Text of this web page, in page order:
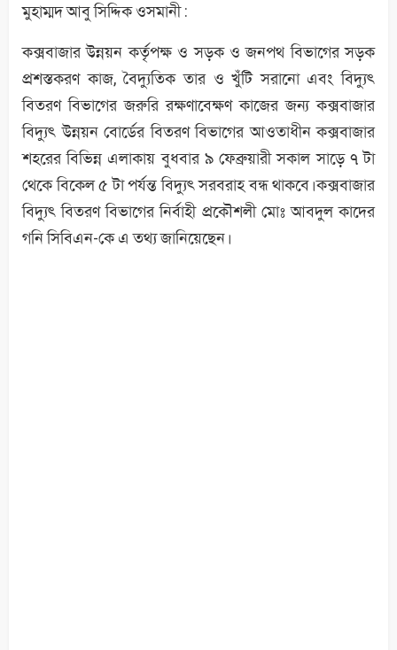
মুহাম্মদ আবু সিদ্দিক ওসমানী :
কক্সবাজার উন্নয়ন কর্তৃপক্ষ ও সড়ক ও জনপথ বিভাগের সড়ক
প্রশস্তকরণ কাজ, বৈদ্যুতিক তার ও খুঁটি সরানো এবং বিদ্যুৎ
বিতরণ বিভাগের জরুরি রক্ষণাবেক্ষণ কাজের জন্য কক্সবাজার
বিদ্যুৎ উন্নয়ন বোর্ডের বিতরণ বিভাগের আওতাধীন কক্সবাজার
শহরের বিভিন্ন এলাকায় বুধবার ৯ ফেব্রুয়ারী সকাল সাড়ে ৭ টা
থেকে বিকেল ৫ টা পর্যন্ত বিদ্যুৎ সরবরাহ বন্ধ থাকবে।কক্সবাজার
বিদ্যুৎ বিতরণ বিভাগের নির্বাহী প্রকৌশলী মোঃ আবদুল কাদের
গনি সিবিএন-কে এ তথ্য জানিয়েছেন।